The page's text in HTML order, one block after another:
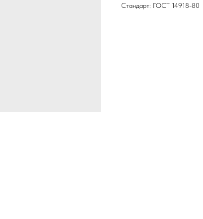
Стандарт: ГОСТ 14918-80